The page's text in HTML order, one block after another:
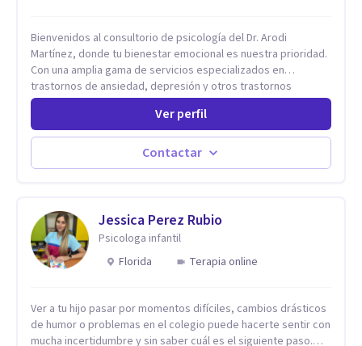
Bienvenidos al consultorio de psicología del Dr. Arodi
Martínez, donde tu bienestar emocional es nuestra prioridad.
Con una amplia gama de servicios especializados en
trastornos de ansiedad, depresión y otros trastornos
emocionales, estamos dedicados a ofrecerte el mejor
tratamiento para mejorar tu salud mental. En nuestro
consultorio, ofrecemos una variedad de terapias y
tratamientos diseñados para satisfacer tus necesidades
específicas: Terapia para Trastornos de Ansiedad y
para ayudarte a recuperar tu bienestar emocional. Terapia
Individual, de Pareja y Familiar: Trabajamos contigo y tus
seres queridos para fortalecer las relaciones y mejorar la
dinámica familiar. Evaluaciones Psicológicas y Terapias
Terapia de exposición Terapia de juego para niños
Tratamiento de Traumas y Trastornos de Estrés
Ver perfil
Contactar
Jessica Perez Rubio
Psicologa infantil
Florida
Terapia online
Ver a tu hijo pasar por momentos difíciles, cambios drásticos
de humor o problemas en el colegio puede hacerte sentir con
mucha incertidumbre y sin saber cuál es el siguiente paso.